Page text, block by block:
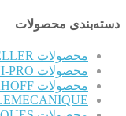
دسته‌بندی محصولات
محصولات HELLER
محصولات UNI-PRO
محصولات BECKHOFF